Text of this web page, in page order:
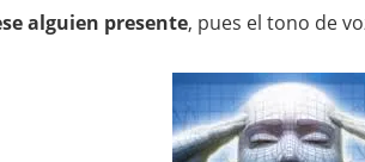
alguien presente, pues el tono de